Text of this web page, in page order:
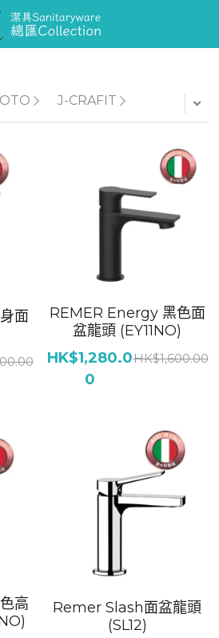
J-CRAFIT
面
REMER Energy 黑色面
盆龍頭 (EY11NO)
HK$1,280.0
0
HK$1,600.00
高
Remer Slash面盆龍頭
(SL12)
商品分類